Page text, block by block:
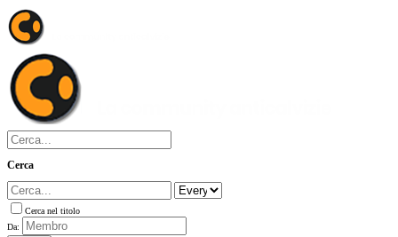
Cerca
Cerca nel titolo
Da: